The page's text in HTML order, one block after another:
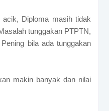
Diploma masih tidak
tunggakan PTPTN,
bila ada tunggakan
makin banyak dan nilai